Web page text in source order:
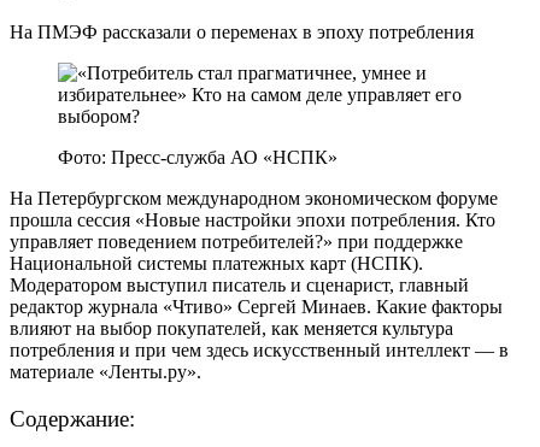
На ПМЭФ рассказали о переменах в эпоху потребления
Фото: Пресс-служба АО «НСПК»
На Петербургском международном экономическом форуме
прошла сессия «Новые настройки эпохи потребления. Кто
управляет поведением потребителей?» при поддержке
Национальной системы платежных карт (НСПК).
Модератором выступил писатель и сценарист, главный
редактор журнала «Чтиво» Сергей Минаев. Какие факторы
влияют на выбор покупателей, как меняется культура
потребления и при чем здесь искусственный интеллект — в
материале «Ленты.ру».
Содержание: